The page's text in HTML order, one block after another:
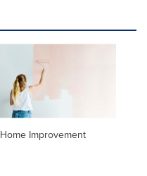
Home Improvement